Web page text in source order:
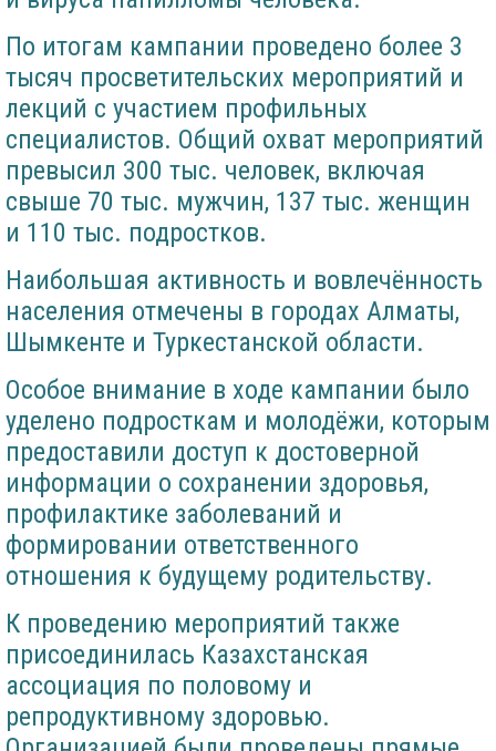
По итогам кампании проведено более 3
тысяч просветительских мероприятий и
лекций с участием профильных
специалистов. Общий охват мероприятий
превысил 300 тыс. человек, включая
свыше 70 тыс. мужчин, 137 тыс. женщин
и 110 тыс. подростков.
Наибольшая активность и вовлечённость
населения отмечены в городах Алматы,
Шымкенте и Туркестанской области.
Особое внимание в ходе кампании было
уделено подросткам и молодёжи, которым
предоставили доступ к достоверной
информации о сохранении здоровья,
профилактике заболеваний и
формировании ответственного
отношения к будущему родительству.
К проведению мероприятий также
присоединилась Казахстанская
ассоциация по половому и
репродуктивному здоровью.